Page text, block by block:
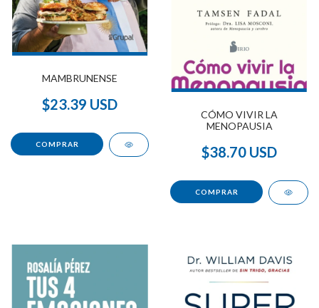
MAMBRUNENSE
$23.39 USD
CÓMO VIVIR LA
MENOPAUSIA
$38.70 USD